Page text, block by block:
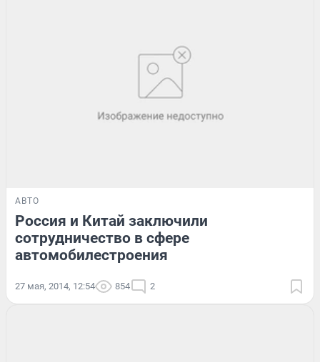
АВТО
Россия и Китай заключили
сотрудничество в сфере
автомобилестроения
27 мая, 2014, 12:54 854 2